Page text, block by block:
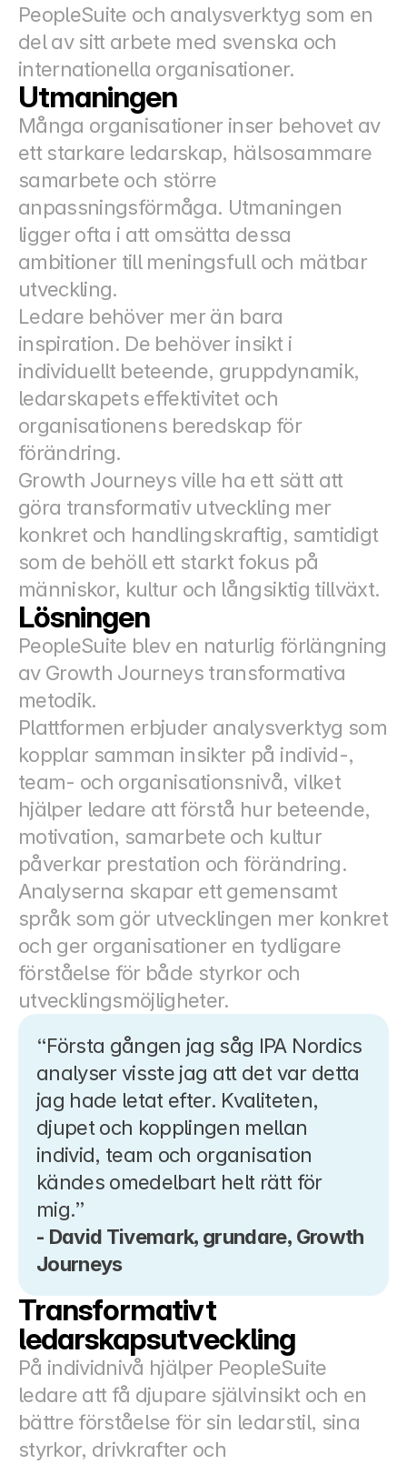
PeopleSuite och analysverktyg som en
del av sitt arbete med svenska och
internationella organisationer.
Utmaningen
Många organisationer inser behovet av
ett starkare ledarskap, hälsosammare
samarbete och större
anpassningsförmåga. Utmaningen
ligger ofta i att omsätta dessa
ambitioner till meningsfull och mätbar
utveckling.
Ledare behöver mer än bara
inspiration. De behöver insikt i
individuellt beteende, gruppdynamik,
ledarskapets effektivitet och
organisationens beredskap för
förändring.
Growth Journeys ville ha ett sätt att
göra transformativ utveckling mer
konkret och handlingskraftig, samtidigt
som de behöll ett starkt fokus på
människor, kultur och långsiktig tillväxt.
Lösningen
PeopleSuite blev en naturlig förlängning
av Growth Journeys transformativa
metodik.
Plattformen erbjuder analysverktyg som
kopplar samman insikter på individ-,
team- och organisationsnivå, vilket
hjälper ledare att förstå hur beteende,
motivation, samarbete och kultur
påverkar prestation och förändring.
Analyserna skapar ett gemensamt
språk som gör utvecklingen mer konkret
och ger organisationer en tydligare
förståelse för både styrkor och
utvecklingsmöjligheter.
“Första gången jag såg IPA Nordics
analyser visste jag att det var detta
jag hade letat efter. Kvaliteten,
djupet och kopplingen mellan
individ, team och organisation
kändes omedelbart helt rätt för
mig.”
- David Tivemark, grundare, Growth
Journeys
Transformativt
ledarskapsutveckling
På individnivå hjälper PeopleSuite
ledare att få djupare självinsikt och en
bättre förståelse för sin ledarstil, sina
styrkor, drivkrafter och